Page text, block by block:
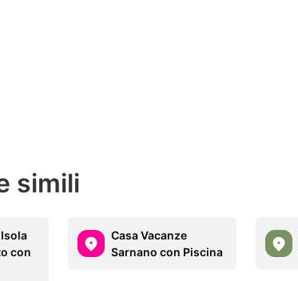
simili
con
Casa Vacanze
Sarnano con Piscina